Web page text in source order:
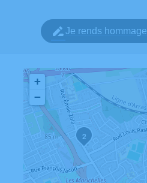
Je rends hommage
2
+
−